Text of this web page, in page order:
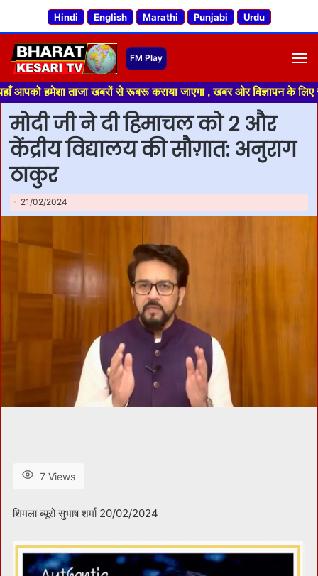
Hindi English Marathi Punjabi Urdu
ताजा खबरों से रूबरू कराया जाएगा , खबर ओर विज्ञापन के लिए संपर्क
मोदी जी ने दी हिमाचल को 2 और
केंद्रीय विद्यालय की सौग़ात: अनुराग
ठाकुर
21/02/2024
7 Views
शिमला ब्यूरो सुभाष शर्मा 20/02/2024